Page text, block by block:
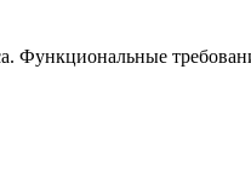
Функциональные